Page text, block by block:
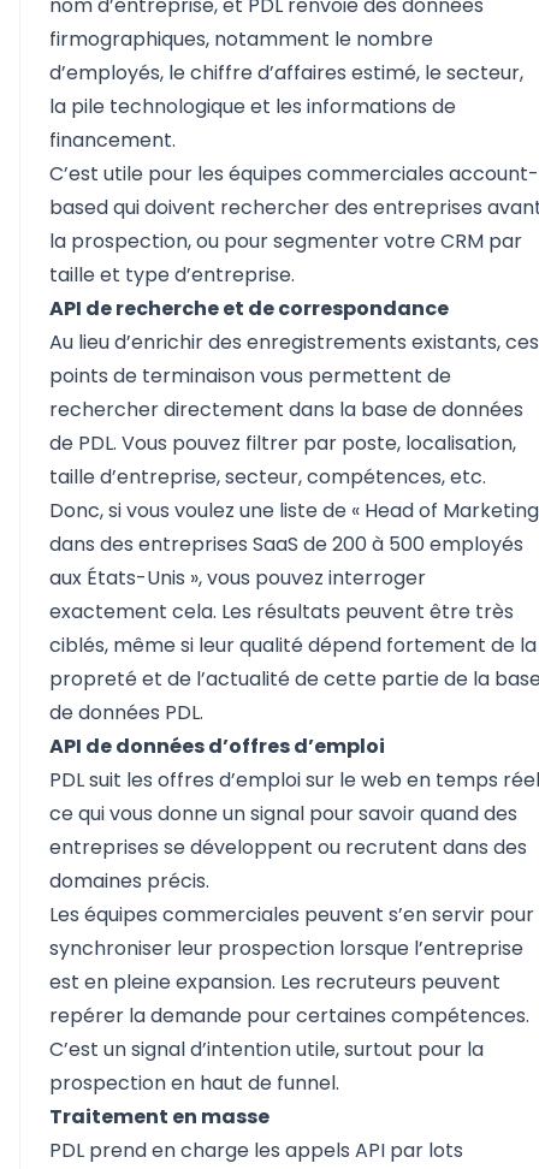
firmographiques, notamment le nombre
d’employés, le chiffre d’affaires estimé, le secteur,
la pile technologique et les informations de
financement.
C’est utile pour les équipes commerciales account-
based qui doivent rechercher des entreprises
la prospection, ou pour segmenter votre CRM par
taille et type d’entreprise.
API de recherche et de correspondance
Au lieu d’enrichir des enregistrements existants, ces
points de terminaison vous permettent de
rechercher directement dans la base de données
de PDL. Vous pouvez filtrer par poste, localisation,
taille d’entreprise, secteur, compétences, etc.
Donc, si vous voulez une liste de « Head of Marketing
dans des entreprises SaaS de 200 à 500 employés
aux États-Unis », vous pouvez interroger
exactement cela. Les résultats peuvent être très
ciblés, même si leur qualité dépend fortement de la
propreté et de l’actualité de cette partie de la
de données PDL.
API de données d’offres d’emploi
PDL suit les offres d’emploi sur le web en temps
ce qui vous donne un signal pour savoir quand des
entreprises se développent ou recrutent dans des
domaines précis.
Les équipes commerciales peuvent s’en servir pour
synchroniser leur prospection lorsque l’entreprise
est en pleine expansion. Les recruteurs peuvent
repérer la demande pour certaines compétences.
C’est un signal d’intention utile, surtout pour la
prospection en haut de funnel.
Traitement en masse
PDL prend en charge les appels API par lots